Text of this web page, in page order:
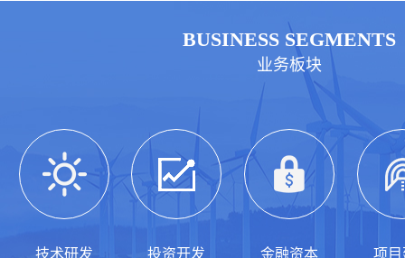
BUSINESS SEGMENTS
业务板块
技术研发 投资开发 金融资本 项目